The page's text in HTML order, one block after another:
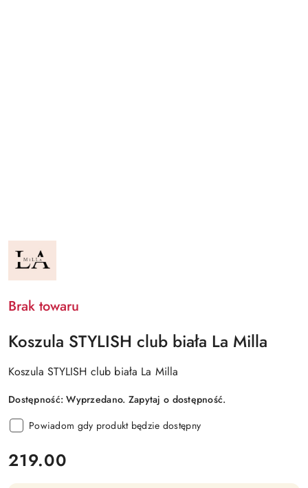
NAZWA
PRODUCENTA:
LA
MILLA
Brak towaru
Koszula STYLISH club biała La Milla
Koszula STYLISH club biała La Milla
Dostępność:Wyprzedano. Zapytaj o dostępność.
Powiadom gdy produkt będzie dostępny
cena:
219.00